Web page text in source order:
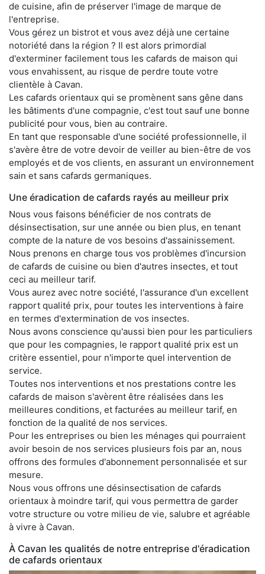
de cuisine, afin de préserver l'image de marque de
l'entreprise.
Vous gérez un bistrot et vous avez déjà une certaine
notoriété dans la région ? Il est alors primordial
d'exterminer facilement tous les cafards de maison qui
vous envahissent, au risque de perdre toute votre
clientèle à Cavan.
Les cafards orientaux qui se promènent sans gêne dans
les bâtiments d'une compagnie, c'est tout sauf une bonne
publicité pour vous, bien au contraire.
En tant que responsable d'une société professionnelle, il
s'avère être de votre devoir de veiller au bien-être de vos
employés et de vos clients, en assurant un environnement
sain et sans cafards germaniques.
Une éradication de cafards rayés au meilleur prix
Nous vous faisons bénéficier de nos contrats de
désinsectisation, sur une année ou bien plus, en tenant
compte de la nature de vos besoins d'assainissement.
Nous prenons en charge tous vos problèmes d'incursion
de cafards de cuisine ou bien d'autres insectes, et tout
ceci au meilleur tarif.
Vous aurez avec notre société, l'assurance d'un excellent
rapport qualité prix, pour toutes les interventions à faire
en termes d'extermination de vos insectes.
Nous avons conscience qu'aussi bien pour les particuliers
que pour les compagnies, le rapport qualité prix est un
critère essentiel, pour n'importe quel intervention de
service.
Toutes nos interventions et nos prestations contre les
cafards de maison s'avèrent être réalisées dans les
meilleures conditions, et facturées au meilleur tarif, en
fonction de la qualité de nos services.
Pour les entreprises ou bien les ménages qui pourraient
avoir besoin de nos services plusieurs fois par an, nous
offrons des formules d'abonnement personnalisée et sur
mesure.
Nous vous offrons une désinsectisation de cafards
orientaux à moindre tarif, qui vous permettra de garder
votre structure ou votre milieu de vie, salubre et agréable
à vivre à Cavan.
À Cavan les qualités de notre entreprise d'éradication
de cafards orientaux